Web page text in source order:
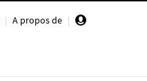
| A propos de |